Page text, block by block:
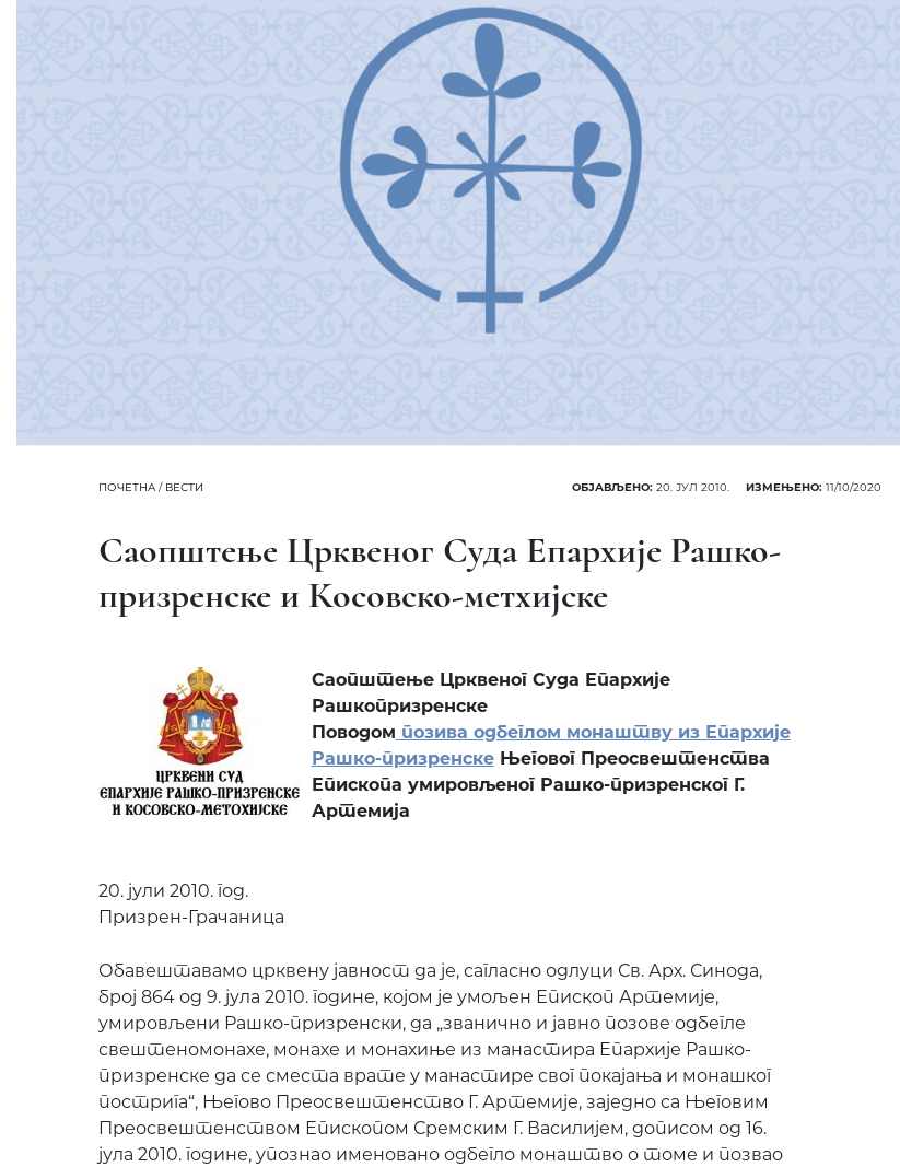
ПОЧЕТНА/ ВЕСТИ ОБЈАВЉЕНО: 20. ЈУЛ 2010. ИЗМЕЊЕНО: 11/10/2020
Саопштење Црквеног Суда Епархије Рашко-
призренске и Косовско-метхијске
Саопштење Црквеног Суда Епархије
Рашкопризренске
Поводом позива одбеглом монаштву из Епархије
Рашко-призренскеЊеговог Преосвештенства
Епископа умировљеног Рашко-призренског Г.
Артемија
20. јули 2010. год.
Призрен-Грачаница
Обавештавамо црквену јавност да је, сагласно одлуци Св. Арх. Синода,
број 864 од 9. јула 2010. године, којом је умољен Епископ Артемије,
умировљени Рашко-призренски, да „званично и јавно позове одбегле
свештеномонахе, монахе и монахиње из манастира Епархије Рашко-
призренске да се сместа врате у манастире свог покајања и монашког
пострига“, Његово Преосвештенство Г. Артемије, заједно са Његовим
Преосвештенством Епископом Сремским Г. Василијем, дописом од 16.
јула 2010. године, упознао именовано одбегло монаштво о томе и позвао